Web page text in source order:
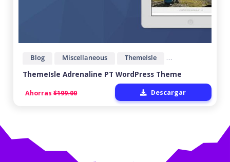
Blog Miscellaneous ThemeIsle
ThemeIsle Adrenaline PT WordPress Theme
Ahorras$199.00 Descargar